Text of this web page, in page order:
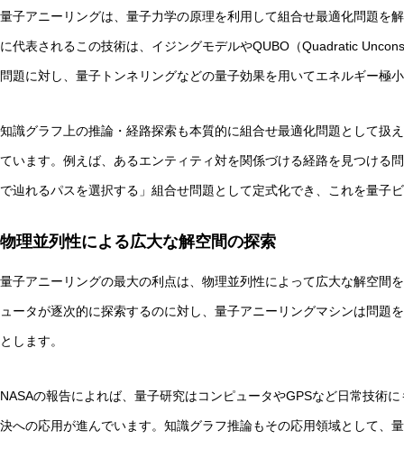
量子アニーリングは、量子力学の原理を利用して組合せ最適化問題を
に代表されるこの技術は、イジングモデルやQUBO（Quadratic
問題に対し、量子トンネリングなどの量子効果を用いてエネルギー極
知識グラフ上の推論・経路探索も本質的に組合せ最適化問題として扱
ています。例えば、あるエンティティ対を関係づける経路を見つける
で辿れるパスを選択する」組合せ問題として定式化でき、これを量子
物理並列性による広大な解空間の探索
量子アニーリングの最大の利点は、物理並列性によって広大な解空間
ュータが逐次的に探索するのに対し、量子アニーリングマシンは問題
とします。
NASAの報告によれば、量子研究はコンピュータやGPSなど日常技術
決への応用が進んでいます。知識グラフ推論もその応用領域として、